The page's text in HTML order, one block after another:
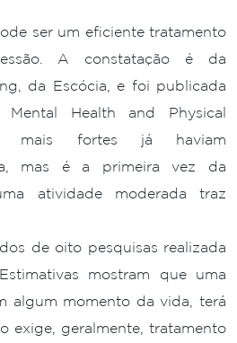
ser um eficiente tratamento
A constatação é da
da Escócia, e foi publicada
Health and Physical
mais fortes já haviam
mas é a primeira vez da
atividade moderada traz
de oito pesquisas realizada
mostram que uma
algum momento da vida, terá
exige, geralmente, tratamento